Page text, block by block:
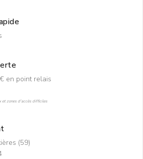
en point relais
et zones d'accès difficiles
(59)